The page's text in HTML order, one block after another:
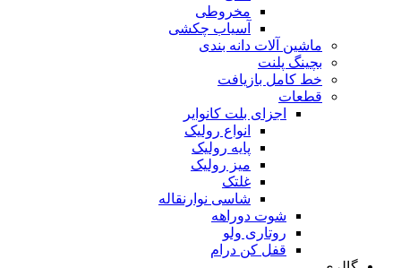
مخروطی
آسیاب چکشی
ماشین آلات دانه بندی
بچینگ پلنت
خط کامل بازیافت
قطعات
اجزای بلت کانوایر
انواع رولیک
پایه رولیک
میز رولیک
غلتک
شاسی نوارنقاله
شوت دوراهه
روتاری ولو
قفل کن درام